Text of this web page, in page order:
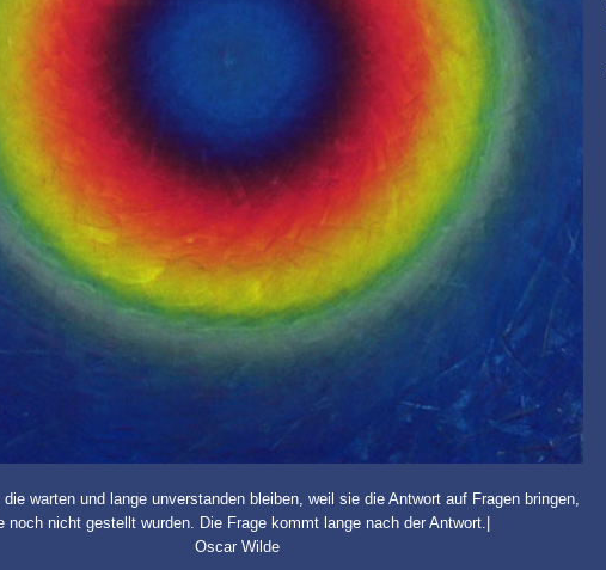
die warten und lange unverstanden bleiben, weil sie die Antwort auf Fragen bringen,
noch nicht gestellt wurden. Die Frage kommt lange nach der Antwort.|
Oscar Wilde